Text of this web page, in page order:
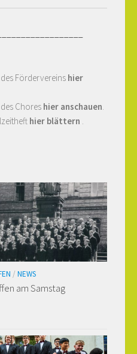
Fördervereins hier
Chores hier anschauen.
hier blättern .
/ NEWS
am Samstag